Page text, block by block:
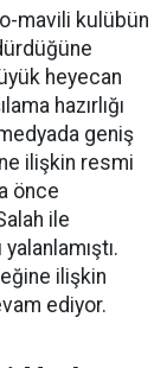
mavili kulübün
heyecan
hazırlığı
geniş
ilişkin resmi
önce
ile
ilişkin
ediyor.